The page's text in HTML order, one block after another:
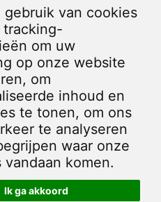
gebruik van cookies
tracking-
om uw
op onze website
om
inhoud en
te tonen, om ons
te analyseren
waar onze
vandaan komen.
Ik ga akkoord
Card en Paypal.
gerund door jongens
Je bestelling draagt